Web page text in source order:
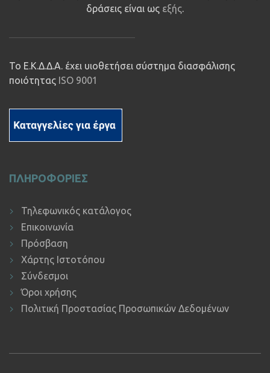
δράσεις είναι ως εξής
Το Ε.Κ.Δ.Δ.Α. έχει υιοθετήσει σύστημα διασφάλισης
ποιότητας ISO 9001
ΠΛΗΡΟΦΟΡΙΕΣ
Τηλεφωνικός κατάλογος
Επικοινωνία
Πρόσβαση
Χάρτης Ιστοτόπου
Σύνδεσμοι
Όροι χρήσης
Πολιτική Προστασίας Προσωπικών Δεδομένων